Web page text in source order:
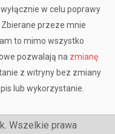
w celu poprawy
przeze mnie
to mimo wszystko
pozwalają na zmianę
z witryny bez zmiany
lub wykorzystanie.
Wszelkie prawa